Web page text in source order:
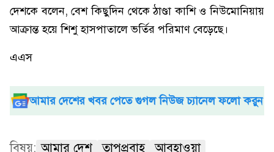
দেশকে বলেন, বেশ কিছুদিন থেকে ঠাণ্ডা কাশি ও নিউমোনিয়ায়
আক্রান্ত হয়ে শিশু হাসপাতালে ভর্তির পরিমাণ বেড়েছে।
এএস
আমার দেশের খবর পেতে গুগল নিউজ চ্যানেল ফলো করুন
বিষয়: আমার দেশ তাপপ্রবাহ আবহাওয়া